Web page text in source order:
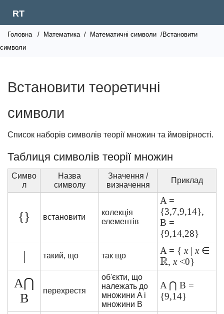
RT
Головна / Математика / Математичні символи /Встановити
символи
Встановити теоретичні
символи
Список наборів символів теорії множин та ймовірності.
Таблиця символів теорії множин
Симво
л
Назва
символу
Значення /
визначення
Приклад
{} встановити
колекція
елементів
A =
{3,7,9,14},
B =
{9,14,28}
| такий, що так що A = { x| x∈
, x<0}
A⋂
B
перехрестя
об'єкти, що
належать до
множини A і
множини B
A ⋂ B =
{9,14}